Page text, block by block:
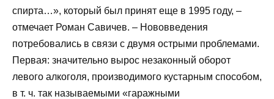
спирта…», который был принят еще в 1995 году, –
отмечает Роман Савичев. – Нововведения
потребовались в связи с двумя острыми проблемами.
Первая: значительно вырос незаконный оборот
левого алкоголя, производимого кустарным способом,
в т. ч. так называемыми «гаражными